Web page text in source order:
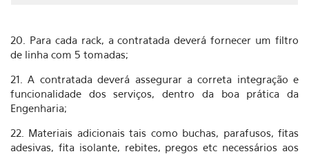
20. Para cada rack, a contratada deverá fornecer um filtro
de linha com 5 tomadas;
21. A contratada deverá assegurar a correta integração e
funcionalidade dos serviços, dentro da boa prática da
Engenharia;
22. Materiais adicionais tais como buchas, parafusos, fitas
adesivas, fita isolante, rebites, pregos etc necessários aos